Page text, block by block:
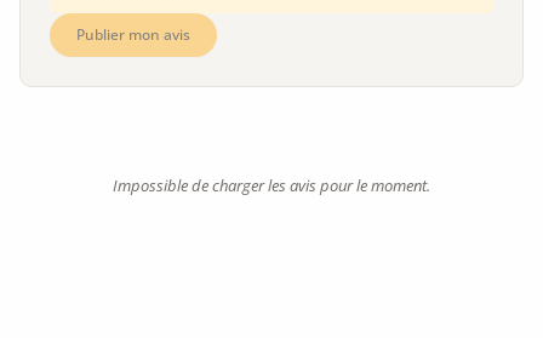
Publier mon avis
Impossible de charger les avis pour le moment.